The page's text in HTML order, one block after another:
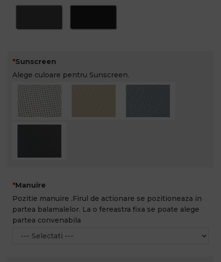
Sunscreen
Alege culoare pentru Sunscreen.
Manuire
Pozitie manuire .Firul de actionare se pozitioneaza in
partea balamalelor. La o fereastra fixa se poate alege
partea convenabila